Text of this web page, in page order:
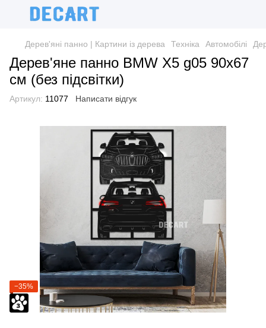
Дерев'яні панно | Картини із дерева Техніка Автомобілі
Дерев'яне панно BMW X5 g05 90х67
см (без підсвітки)
Артикул: 11077 Написати відгук
−35%